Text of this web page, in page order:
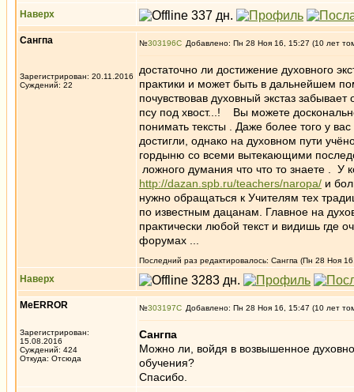
Наверх
Caнгпа
Зарегистрирован: 20.11.2016
Суждений: 22
№303196 Добавлено: Пн 28 Ноя 16, 15:27 (10 лет
достаточно ли достижение духовного
практики и может быть в дальнейшем
почувствовав духовный экстаз
псу под хвост...! Вы можете
понимать тексты . Даже более того у
достигли, однако на духовном пути
гордыню со всеми вытекающими
ложного думания что что то знаете . У
http://dazan.spb.ru/teachers/naropa/ и
нужно обращаться к Учителям тех
по известным дацанам. Главное на
практически любой текст и видишь где
форумах ...
Последний раз редактировалось: Caнгпа (Пн 28 Ноя
Наверх
MeERROR
Зарегистрирован:
15.08.2016
Суждений: 424
Откуда: Отсюда
№303197 Добавлено: Пн 28 Ноя 16, 15:47 (10 лет
Caнгпа
Можно ли, войдя в возвышенное
обучения?
Спасибо.